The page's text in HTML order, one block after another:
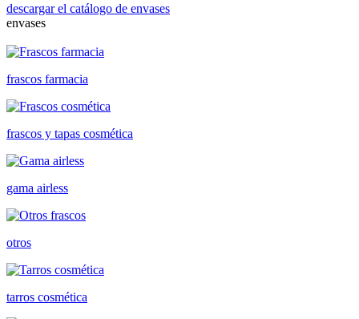
descargar el catálogo de envases
envases
frascos farmacia
frascos y tapas cosmética
gama airless
otros
tarros cosmética